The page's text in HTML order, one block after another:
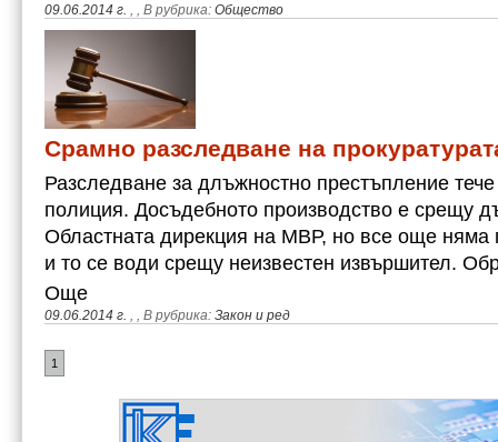
09.06.2014 г. , , В рубрика: Общество
Срамно разследване на
Разследване за длъжностно престъпление
полиция. Досъдебното производство е срещу
Областната дирекция на МВР, но все още няма
и то се води срещу неизвестен извършител.
09.06.2014 г. , , В рубрика: Закон и ред
Още
1